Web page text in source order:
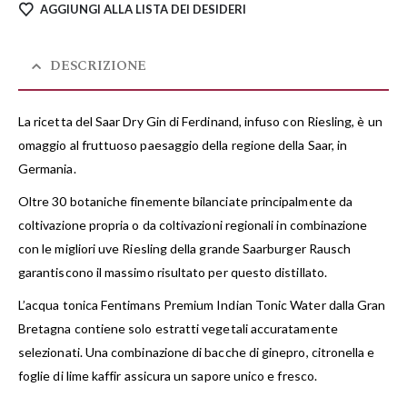
AGGIUNGI ALLA LISTA DEI DESIDERI
DESCRIZIONE
La ricetta del Saar Dry Gin di Ferdinand, infuso con Riesling, è un
omaggio al fruttuoso paesaggio della regione della Saar, in
Germania.
Oltre 30 botaniche finemente bilanciate principalmente da
coltivazione propria o da coltivazioni regionali in combinazione
con le migliori uve Riesling della grande Saarburger Rausch
garantiscono il massimo risultato per questo distillato.
L’acqua tonica Fentimans Premium Indian Tonic Water dalla Gran
Bretagna contiene solo estratti vegetali accuratamente
selezionati. Una combinazione di bacche di ginepro, citronella e
foglie di lime kaffir assicura un sapore unico e fresco.